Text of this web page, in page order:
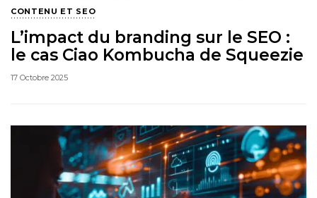
CONTENU ET SEO
L’impact du branding sur le SEO :
le cas Ciao Kombucha de Squeezie
17 Octobre 2025